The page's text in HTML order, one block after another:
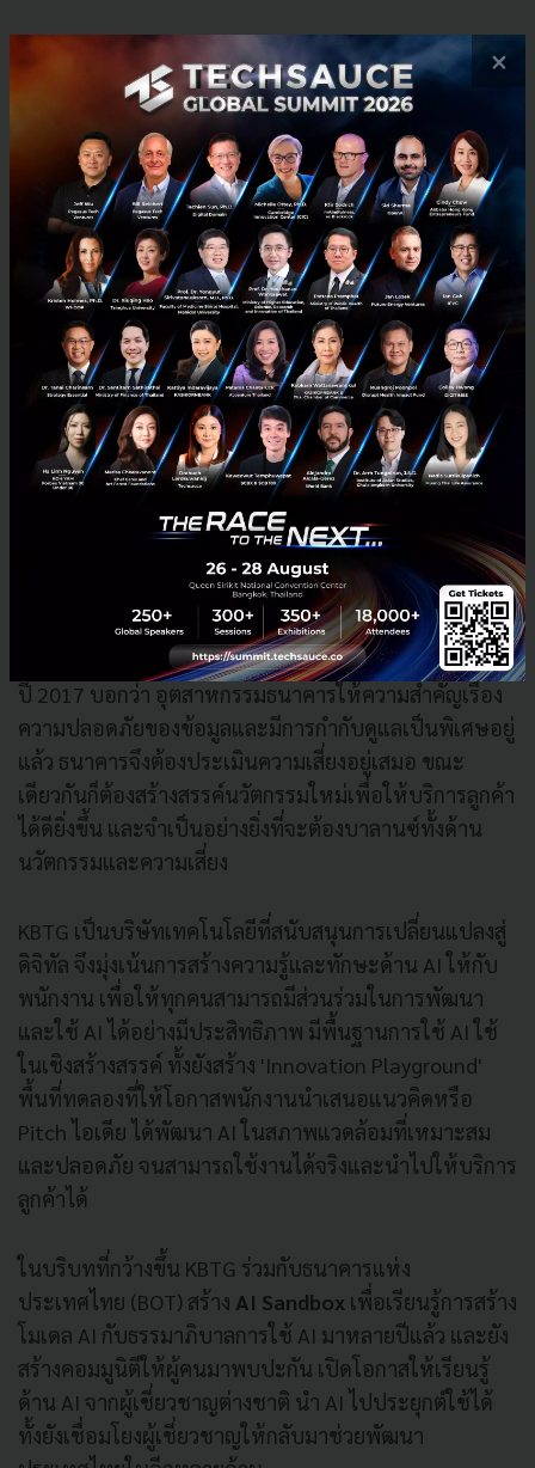
เรื่องที่อยากฝากไว้ คือ อยากให้คิดถึงประโยชน์จากการใช้
AI พัฒนาสังคม เปิดโอกาสให้ผู้หญิงเข้าร่วมในงานสาย
งานต่างๆ มากขึ้น ทำให้มีคนได้ประโยชน์จากเทคโนโลยี
มากขึ้นไม่ใช่แชร์แต่ความเสี่ยง แคร์แต่เรื่อง GDP Growth
ในมุมของภาคการเงินคุณโกเมษ จันทวิมล Principal AI
Evangelist บริษัท กสิกร บิซิเนส-เทคโนโลยี กรุ๊ป จำกัด
บริษัทเทคภายใต้ธนาคารกสิกรไทยซึ่งก่อตั้งขึ้นใน
ปี 2017 บอกว่า อุตสาหกรรมธนาคารให้ความสำคัญเรื่อง
ความปลอดภัยของข้อมูลและมีการกำกับดูแลเป็นพิเศษอยู่
แล้ว ธนาคารจึงต้องประเมินความเสี่ยงอยู่เสมอ ขณะ
เดียวกันก็ต้องสร้างสรรค์นวัตกรรมใหม่เพื่อให้บริการลูกค้า
ได้ดียิ่งขึ้น และจำเป็นอย่างยิ่งที่จะต้องบาลานซ์ทั้งด้าน
นวัตกรรมและความเสี่ยง
KBTG เป็นบริษัทเทคโนโลยีที่สนับสนุนการเปลี่ยนแปลงสู่
ดิจิทัล จึงมุ่งเน้นการสร้างความรู้และทักษะด้าน AI ให้กับ
พนักงาน เพื่อให้ทุกคนสามารถมีส่วนร่วมในการพัฒนา
และใช้ AI ได้อย่างมีประสิทธิภาพ มีพื้นฐานการใช้ AI ใช้
ในเชิงสร้างสรรค์ ทั้งยังสร้าง 'Innovation Playground'
พื้นที่ทดลองที่ให้โอกาสพนักงานนำเสนอแนวคิดหรือ
Pitch ไอเดีย ได้พัฒนา AI ในสภาพแวดล้อมที่เหมาะสม
และปลอดภัย จนสามารถใช้งานได้จริงและนำไปให้บริการ
ลูกค้าได้
ในบริบทที่กว้างขึ้น KBTG ร่วมกับธนาคารแห่ง
ประเทศไทย (BOT) สร้าง AI Sandbox เพื่อเรียนรู้การสร้าง
โมเดล AI กับธรรมาภิบาลการใช้ AI มาหลายปีแล้ว และยัง
สร้างคอมมูนิตีให้ผู้คนมาพบปะกัน เปิดโอกาสให้เรียนรู้
ด้าน AI จากผู้เชี่ยวชาญต่างชาติ นำ AI ไปประยุกต์ใช้ได้
ทั้งยังเชื่อมโยงผู้เชี่ยวชาญให้กลับมาช่วยพัฒนา
×